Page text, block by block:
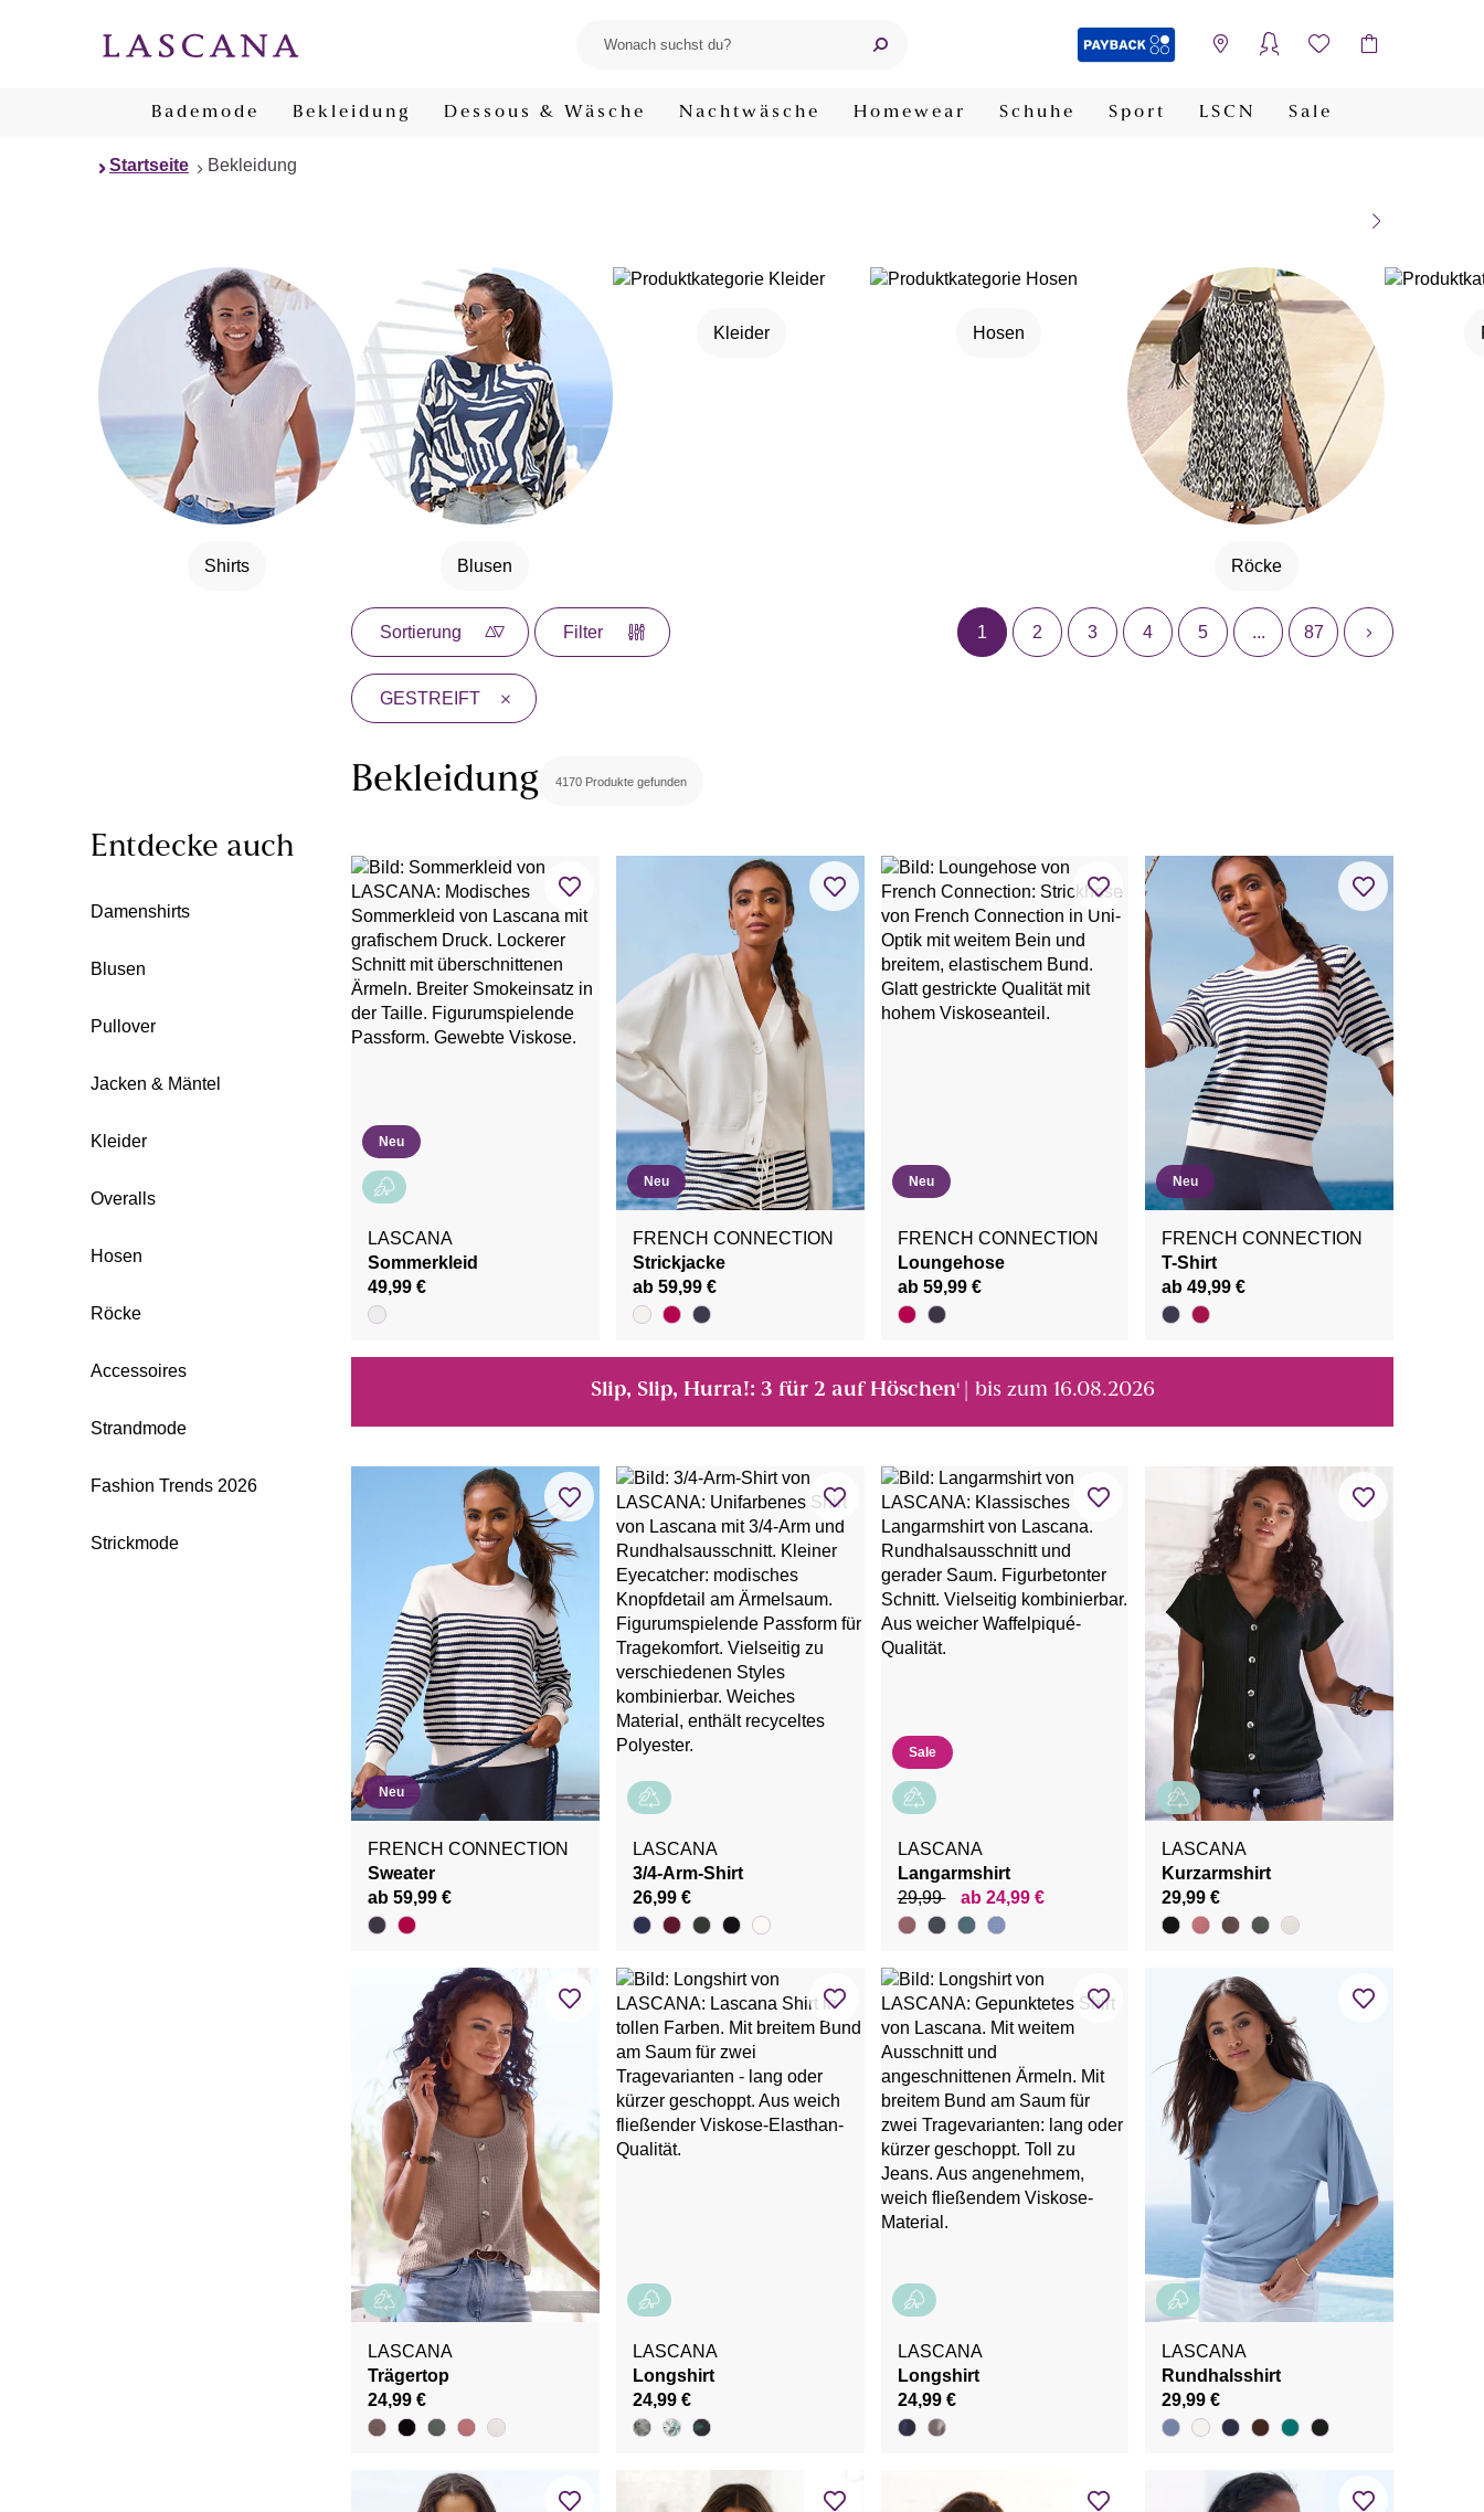
Bademode Bekleidung Dessous & Wäsche Nachtwäsche Homewear Schuhe Sport LSCN Sale
Startseite Bekleidung
Shirts Blusen
Kleider Hosen
Röcke
Entdecke auch
Damenshirts
Blusen
Pullover
Jacken & Mäntel
Kleider
Overalls
Hosen
Röcke
Accessoires
Strandmode
Fashion Trends 2026
Strickmode
Sortierung Filter 1 2 3 4 5 ... 87
GESTREIFT
Bekleidung 4170 Produkte gefunden
Neu
LASCANA
Sommerkleid
49,99 €
Neu
FRENCH CONNECTION
Strickjacke
ab 59,99 €
Neu
FRENCH CONNECTION
Loungehose
ab 59,99 €
Neu
FRENCH CONNECTION
T-Shirt
ab 49,99 €
Slip, Slip, Hurra!: 3 für 2 auf Höschen¹ | bis zum 16.08.2026
Neu
FRENCH CONNECTION
Sweater
ab 59,99 €
LASCANA
3/4-Arm-Shirt
26,99 €
Sale
LASCANA
Langarmshirt
29,99
ab 24,99 €
LASCANA
Kurzarmshirt
29,99 €
LASCANA
Trägertop
24,99 €
LASCANA
Longshirt
24,99 €
LASCANA
Longshirt
24,99 €
LASCANA
Rundhalsshirt
29,99 €